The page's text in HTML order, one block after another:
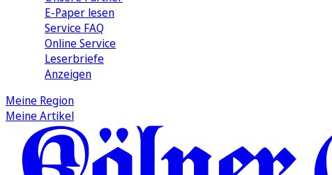
E-Paper lesen
Service FAQ
Online Service
Leserbriefe
Anzeigen
Meine Region
Meine Artikel